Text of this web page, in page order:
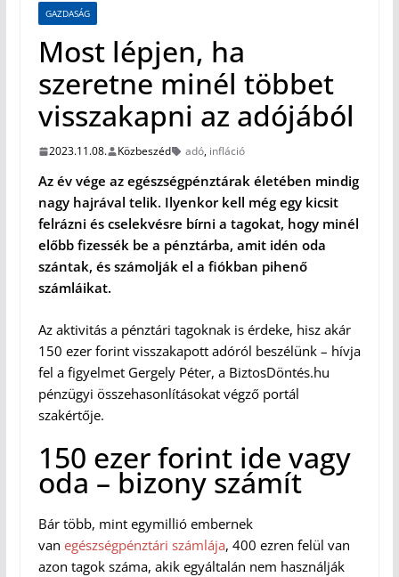
GAZDASÁG
Most lépjen, ha
szeretne minél többet
visszakapni az adójából
2023.11.08. Közbeszéd adó, infláció
Az év vége az egészségpénztárak életében mindig
nagy hajrával telik. Ilyenkor kell még egy kicsit
felrázni és cselekvésre bírni a tagokat, hogy minél
előbb fizessék be a pénztárba, amit idén oda
szántak, és számolják el a fiókban pihenő
számláikat.
Az aktivitás a pénztári tagoknak is érdeke, hisz akár
150 ezer forint visszakapott adóról beszélünk – hívja
fel a figyelmet Gergely Péter, a BiztosDöntés.hu
pénzügyi összehasonlításokat végző portál
szakértője.
150 ezer forint ide vagy
oda – bizony számít
Bár több, mint egymillió embernek
van egészségpénztári számlája, 400 ezren felül van
azon tagok száma, akik egyáltalán nem használják